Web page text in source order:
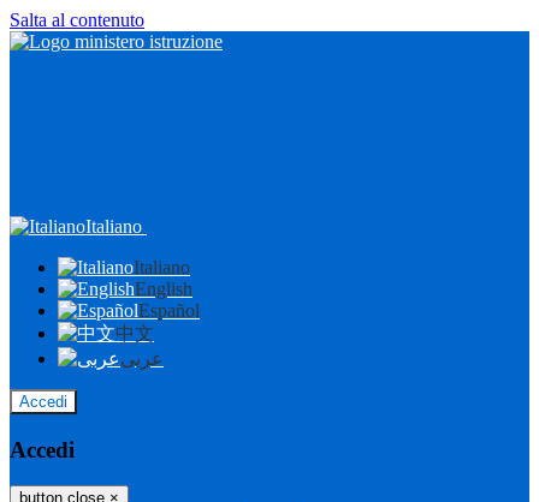
Salta al contenuto
Italiano
Italiano
English
Español
中文
عربى
Accedi
Accedi
button close ×